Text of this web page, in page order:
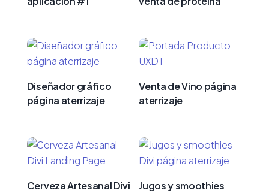
Diseñador gráfico
página aterrizaje
Venta de Vino página
aterrizaje
Cerveza Artesanal Divi
Jugos y smoothies